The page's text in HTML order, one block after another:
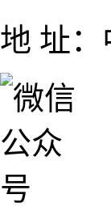
地 址